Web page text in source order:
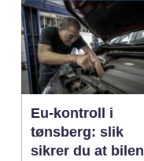
Eu-kontroll i
tønsberg: slik
sikrer du at bilen